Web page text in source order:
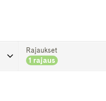
Rajaukset
1 rajaus